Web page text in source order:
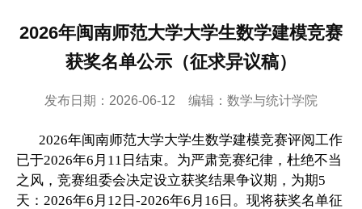
2026年闽南师范大学大学生数学建模竞赛
获奖名单公示（征求异议稿）
发布日期：2026-06-12 编辑：数学与统计学院
2026年闽南师范大学大学生数学建模竞赛评阅工作
已于2026年6 月 11 日结束。为严肃竞赛纪律，杜绝不当
之风，竞赛组委会决定设立获奖结果争议期，为期5
天： 2026年6 月 12 日 -2026年6 月 16 日。现将获奖名单征